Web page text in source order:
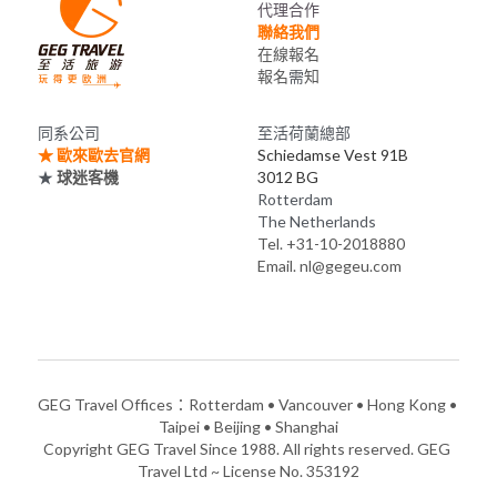
代理合作
聯絡我們
在線報名
報名需知
同系公司
★ 歐來歐去官網
★ 球迷客機
至活荷蘭總部
Schiedamse Vest 91B
3012 BG
Rotterdam
The Netherlands
Tel. +31-10-2018880
Email. nl@gegeu.com
GEG Travel Offices：Rotterdam • Vancouver • Hong Kong •
Taipei • Beijing • Shanghai
Copyright GEG Travel Since 1988. All rights reserved. GEG
Travel Ltd ~ License No. 353192